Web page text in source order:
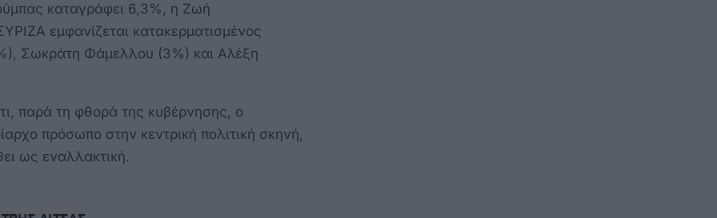
καταγράφει 6,3%, η Ζωή
εμφανίζεται κατακερματισμένος
Σωκράτη Φάμελλου (3%) και Αλέξη
παρά τη φθορά της κυβέρνησης, ο
πρόσωπο στην κεντρική πολιτική σκηνή,
ως εναλλακτική.